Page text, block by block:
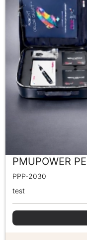
PMUPOWER
PPP-2030
test